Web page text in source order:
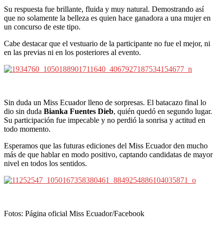
Su respuesta fue brillante, fluida y muy natural. Demostrando así
que no solamente la belleza es quien hace ganadora a una mujer en
un concurso de este tipo.
Cabe destacar que el vestuario de la participante no fue el mejor, ni
en las previas ni en los posteriores al evento.
Sin duda un Miss Ecuador lleno de sorpresas. El batacazo final lo
dio sin duda Bianka Fuentes Dieb, quién quedó en segundo lugar.
Su participación fue impecable y no perdió la sonrisa y actitud en
todo momento.
Esperamos que las futuras ediciones del Miss Ecuador den mucho
más de que hablar en modo positivo, captando candidatas de mayor
nivel en todos los sentidos.
Fotos: Página oficial Miss Ecuador/Facebook